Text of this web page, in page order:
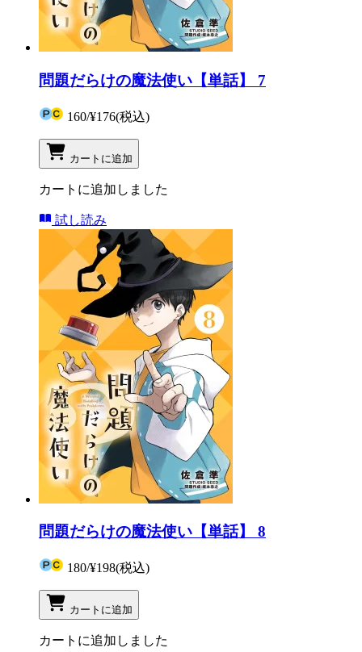
問題だらけの魔法使い【単話】 7
160/¥176(税込)
カートに追加
カートに追加しました
試し読み
問題だらけの魔法使い【単話】 8
180/¥198(税込)
カートに追加
カートに追加しました